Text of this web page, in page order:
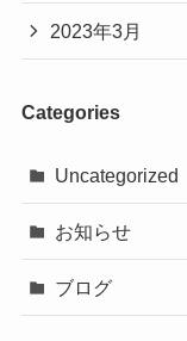
2023年3月
Categories
Uncategorized
お知らせ
ブログ